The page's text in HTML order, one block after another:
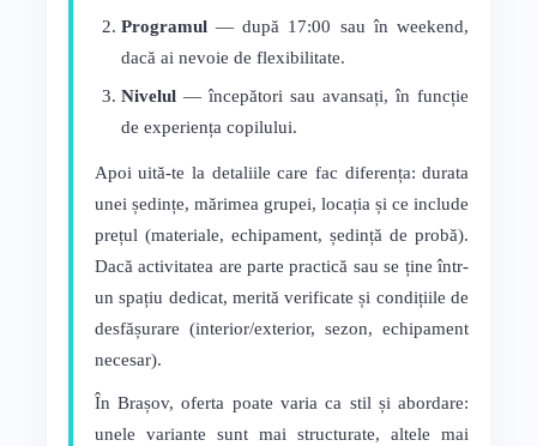
Programul— după 17:00 sau în weekend,
dacă ai nevoie de flexibilitate.
Nivelul— începători sau avansați, în funcție
de experiența copilului.
Apoi uită-te la detaliile care fac diferența: durata
unei ședințe, mărimea grupei, locația și ce include
prețul (materiale, echipament, ședință de probă).
Dacă activitatea are parte practică sau se ține într-
un spațiu dedicat, merită verificate și condițiile de
desfășurare (interior/exterior, sezon, echipament
necesar).
În Brașov, oferta poate varia ca stil și abordare:
unele variante sunt mai structurate, altele mai